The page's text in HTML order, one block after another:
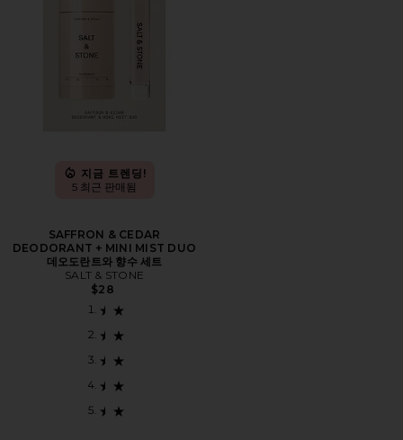
지금 트렌딩!
5 최근 판매됨
SAFFRON & CEDAR
DEODORANT + MINI MIST DUO
데오도란트와 향수 세트
SALT & STONE
$28